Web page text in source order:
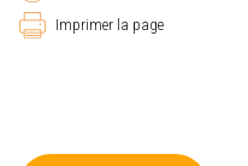
Imprimer la page